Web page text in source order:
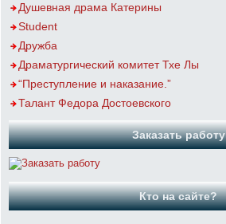
Душевная драма Катерины
Student
Дружба
Драматургический комитет Тхе Лы
“Преступление и наказание.”
Талант Федора Достоевского
Заказать работу
Кто на сайте?